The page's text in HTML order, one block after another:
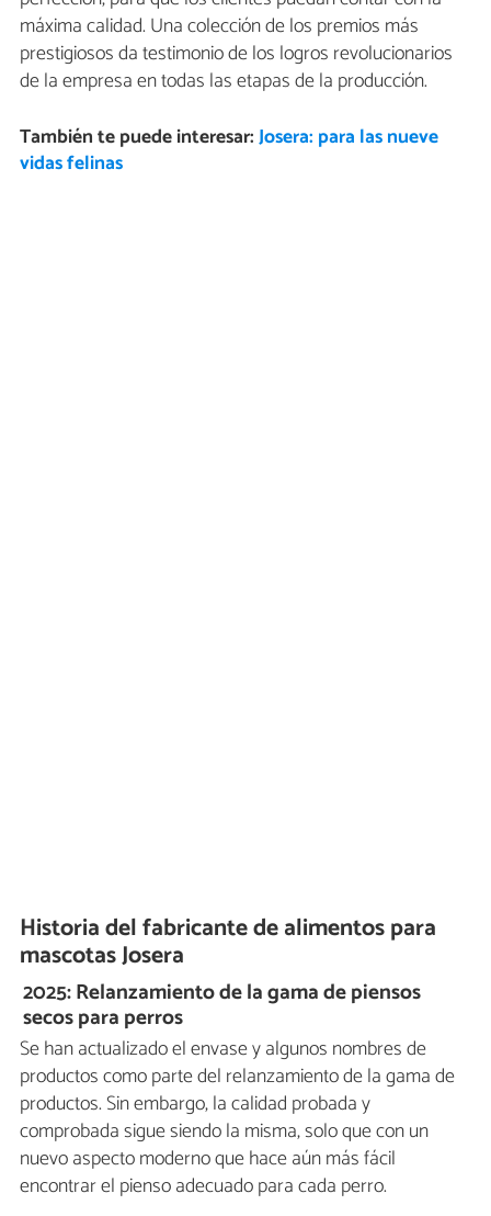
máxima calidad. Una colección de los premios más
prestigiosos da testimonio de los logros revolucionarios
de la empresa en todas las etapas de la producción.
También te puede interesar:Josera: para las nueve
vidas felinas
Historia del fabricante de alimentos para
mascotas Josera
2025: Relanzamiento de la gama de piensos
secos para perros
Se han actualizado el envase y algunos nombres de
productos como parte del relanzamiento de la gama de
productos. Sin embargo, la calidad probada y
comprobada sigue siendo la misma, solo que con un
nuevo aspecto moderno que hace aún más fácil
encontrar el pienso adecuado para cada perro.